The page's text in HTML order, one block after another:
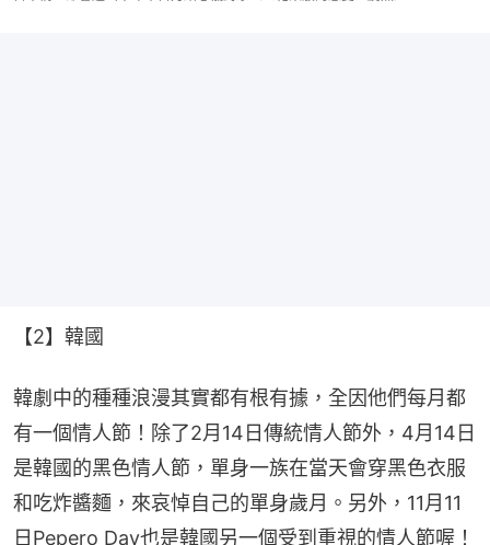
【2】韓國
韓劇中的種種浪漫其實都有根有據，全因他們每月都
有一個情人節！除了2月14日傳統情人節外，4月14日
是韓國的黑色情人節，單身一族在當天會穿黑色衣服
和吃炸醬麵，來哀悼自己的單身歲月。另外，11月11
日Pepero Day也是韓國另一個受到重視的情人節喔！